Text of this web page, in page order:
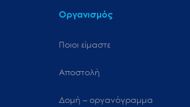
Οργανισμός
Ποιοι είμαστε
Αποστολή
Δομή – οργανόγραμμα